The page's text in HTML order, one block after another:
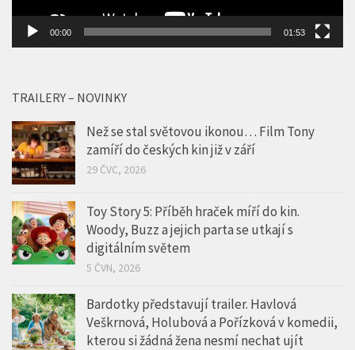
00:00 01:53
TRAILERY – NOVINKY
Než se stal světovou ikonou… Film Tony
zamíří do českých kin již v září
29 ČVC, 2026
Toy Story 5: Příběh hraček míří do kin.
Woody, Buzz a jejich parta se utkají s
digitálním světem
5 ČVN, 2026
Bardotky představují trailer. Havlová
Veškrnová, Holubová a Pořízková v komedii,
kterou si žádná žena nesmí nechat ujít